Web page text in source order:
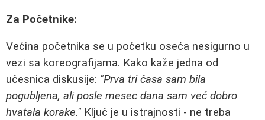
Za Početnike:
Većina početnika se u početku oseća nesigurno u
vezi sa koreografijama. Kako kaže jedna od
učesnica diskusije: "Prva tri časa sam bila
pogubljena, ali posle mesec dana sam već dobro
hvatala korake." Ključ je u istrajnosti - ne treba